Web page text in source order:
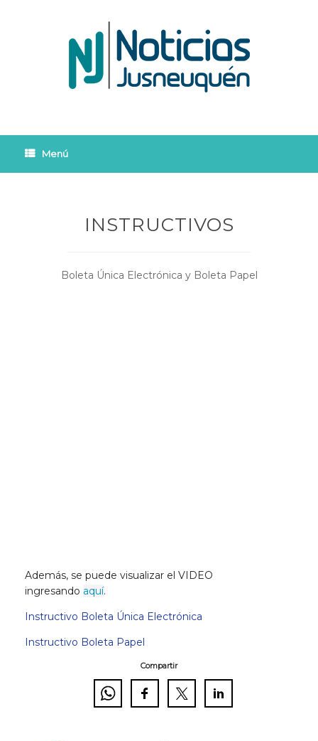
Menú
INSTRUCTIVOS
Boleta Única Electrónica y Boleta Papel
Además, se puede visualizar el VIDEO
ingresando aquí.
Instructivo Boleta Única Electrónica
Instructivo Boleta Papel
Compartir